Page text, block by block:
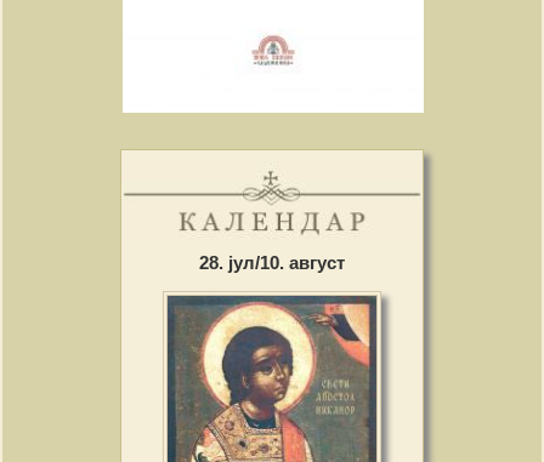
28. јул/10. август